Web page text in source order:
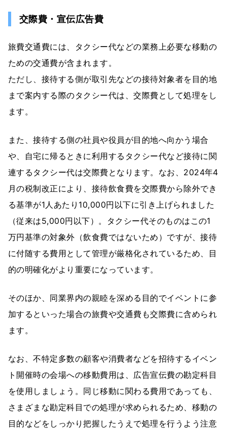
交際費・宣伝広告費
旅費交通費には、タクシー代などの業務上必要な移動の
ための交通費が含まれます。
ただし、接待する側が取引先などの接待対象者を目的地
まで案内する際のタクシー代は、交際費として処理をし
ます。
また、接待する側の社員や役員が目的地へ向かう場合
や、自宅に帰るときに利用するタクシー代など接待に関
連するタクシー代は交際費となります。なお、2024年4
月の税制改正により、接待飲食費を交際費から除外でき
る基準が1人あたり10,000円以下に引き上げられました
（従来は5,000円以下）。タクシー代そのものはこの1
万円基準の対象外（飲食費ではないため）ですが、接待
に付随する費用として管理が厳格化されているため、目
的の明確化がより重要になっています。
そのほか、同業界内の親睦を深める目的でイベントに参
加するといった場合の旅費や交通費も交際費に含められ
ます。
なお、不特定多数の顧客や消費者などを招待するイベン
ト開催時の会場への移動費用は、広告宣伝費の勘定科目
を使用しましょう。同じ移動に関わる費用であっても、
さまざまな勘定科目での処理が求められるため、移動の
目的などをしっかり把握したうえで処理を行うよう注意